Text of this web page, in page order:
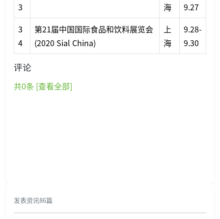
3
海
9.27
3
4
第21届中国国际食品和饮料展览会
(2020 Sial China)
上
海
9.28-
9.30
评论
共0条 [查看全部]
发表资讯86篇